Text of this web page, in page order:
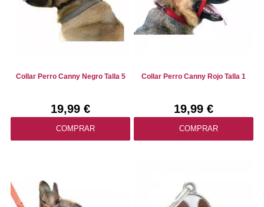
Collar Perro Canny Negro Talla 5
19,99 €
COMPRAR
Collar Perro Canny Rojo Talla 1
19,99 €
COMPRAR